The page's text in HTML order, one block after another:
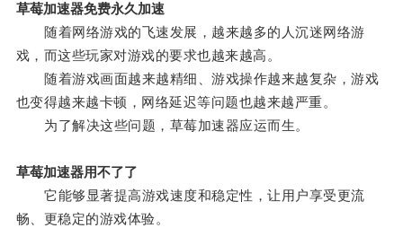
草莓加速器免费永久加速
随着网络游戏的飞速发展，越来越多的人沉迷网络游
戏，而这些玩家对游戏的要求也越来越高。
随着游戏画面越来越精细、游戏操作越来越复杂，游戏
也变得越来越卡顿，网络延迟等问题也越来越严重。
为了解决这些问题，草莓加速器应运而生。
草莓加速器用不了了
它能够显著提高游戏速度和稳定性，让用户享受更流
畅、更稳定的游戏体验。